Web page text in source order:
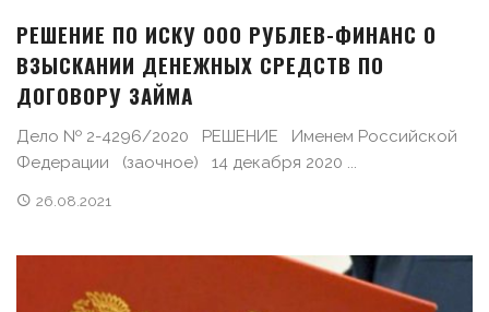
РЕШЕНИЕ ПО ИСКУ ООО РУБЛЕВ-ФИНАНС О
ВЗЫСКАНИИ ДЕНЕЖНЫХ СРЕДСТВ ПО
ДОГОВОРУ ЗАЙМА
Дело № 2-4296/2020 РЕШЕНИЕ Именем Российской
Федерации (заочное) 14 декабря 2020 ...
26.08.2021